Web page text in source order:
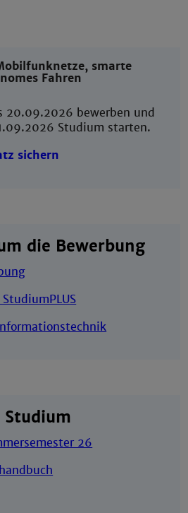
smarte
Fahren
20.09.2026 bewerben und
Studium starten.
sichern
die Bewerbung
26